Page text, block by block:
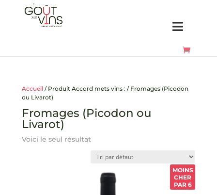
Accueil/ Produit Accord mets vins : / Fromages (Picodon
ou Livarot)
Fromages (Picodon ou
Livarot)
Voici le seul résultat
MOINS
CHER
PAR 6